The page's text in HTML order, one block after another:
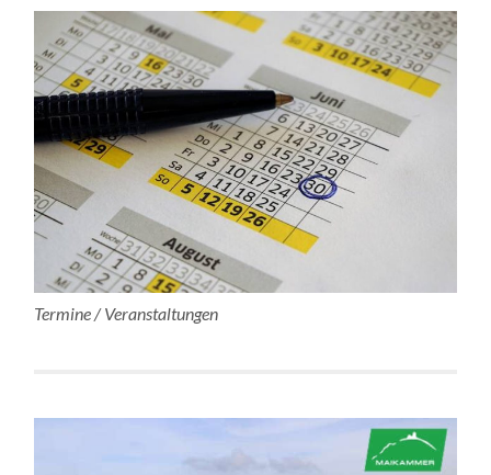
Termine / Veranstaltungen